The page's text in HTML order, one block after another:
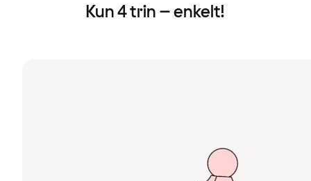
Kun 4 trin – enkelt!